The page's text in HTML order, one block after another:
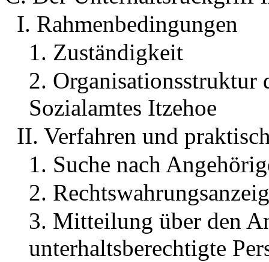
I. Rahmenbedingungen
1. Zuständigkeit
2. Organisationsstruktur
Sozialamtes Itzehoe
II. Verfahren und
1. Suche nach
2.
3. Mitteilung über den
unterhaltsberechtigte